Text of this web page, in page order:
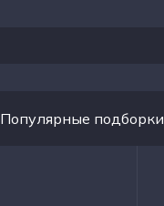
Популярные подборки